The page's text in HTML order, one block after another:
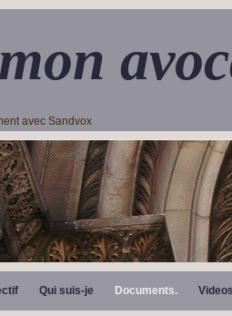
avec Sandvox
Qui suis-je Documents.